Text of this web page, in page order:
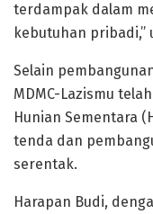
terdampak dalam
kebutuhan pribadi,”
Selain
MDMC-Lazismu
Hunian Sementara
tenda dan
serentak.
Harapan Budi,